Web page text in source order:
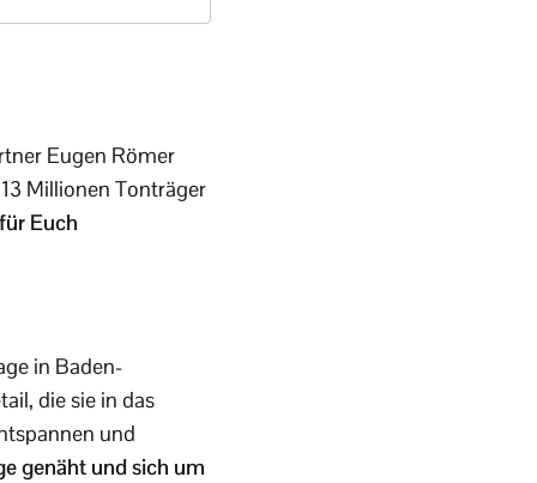
Eugen Römer
Millionen Tonträger
Euch
in Baden-
die sie in das
und
genäht und sich um